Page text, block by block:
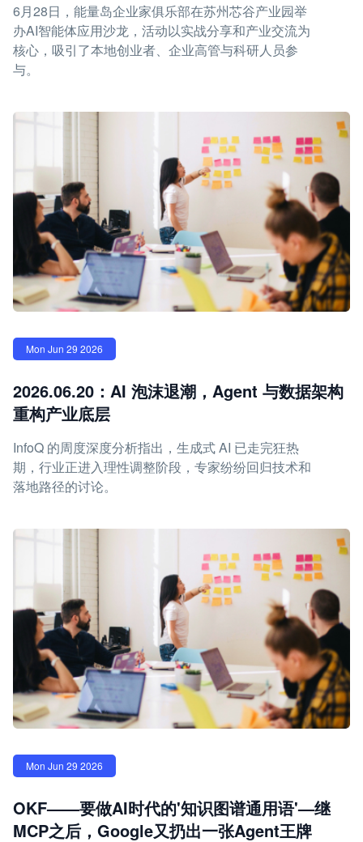
6月28日，能量岛企业家俱乐部在苏州芯谷产业园举
办AI智能体应用沙龙，活动以实战分享和产业交流为
核心，吸引了本地创业者、企业高管与科研人员参
与。
Mon Jun 29 2026
2026.06.20：AI 泡沫退潮，Agent 与数据架构
重构产业底层
InfoQ 的周度深度分析指出，生成式 AI 已走完狂热
期，行业正进入理性调整阶段，专家纷纷回归技术和
落地路径的讨论。
Mon Jun 29 2026
OKF——要做AI时代的'知识图谱通用语'—继
MCP之后，Google又扔出一张Agent王牌